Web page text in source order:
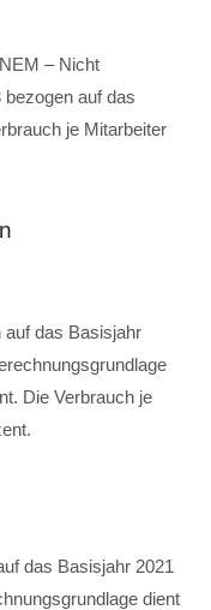
– Nicht
auf das
je Mitarbeiter
auf das Basisjahr
Die Verbrauch je
das Basisjahr 2021
dient